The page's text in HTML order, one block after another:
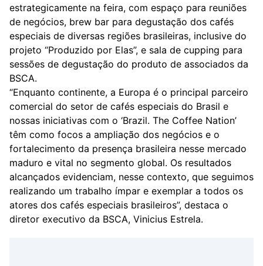
estrategicamente na feira, com espaço para reuniões
de negócios, brew bar para degustação dos cafés
especiais de diversas regiões brasileiras, inclusive do
projeto “Produzido por Elas”, e sala de cupping para
sessões de degustação do produto de associados da
BSCA.
“Enquanto continente, a Europa é o principal parceiro
comercial do setor de cafés especiais do Brasil e
nossas iniciativas com o ‘Brazil. The Coffee Nation’
têm como focos a ampliação dos negócios e o
fortalecimento da presença brasileira nesse mercado
maduro e vital no segmento global. Os resultados
alcançados evidenciam, nesse contexto, que seguimos
realizando um trabalho ímpar e exemplar a todos os
atores dos cafés especiais brasileiros”, destaca o
diretor executivo da BSCA, Vinicius Estrela.